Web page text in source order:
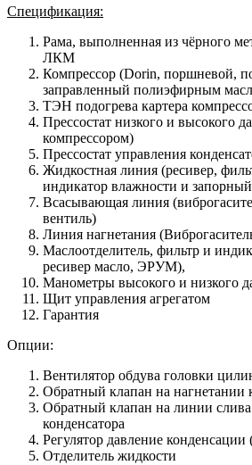
Спецификация:
Рама, выполненная из чёрного
ЛКМ
Компрессор (Dorin, поршневой,
заправленный полиэфирным
ТЭН подогрева картера
Прессостат низкого и высокого
компрессором)
Прессостат управления
Жидкостная линия (ресивер,
индикатор влажности и
Всасывающая линия
вентиль)
Линия нагнетания
Маслоотделитель, фильтр и
ресивер масло, ЭРУМ),
Манометры высокого и низкого
Щит управления агрегатом
Гарантия
Опции:
Вентилятор обдува головки
Обратный клапан на нагнетании
Обратный клапан на линии слива
конденсатора
Регулятор давление
Отделитель жидкости